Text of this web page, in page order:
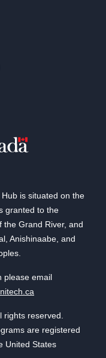
is situated on the
granted to the
the Grand River, and
Anishinaabe, and
please email
rights reserved.
are registered
United States